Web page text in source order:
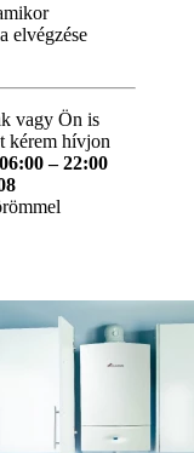
elvégzése
vagy Ön is
kérem hívjon
06:00 – 22:00